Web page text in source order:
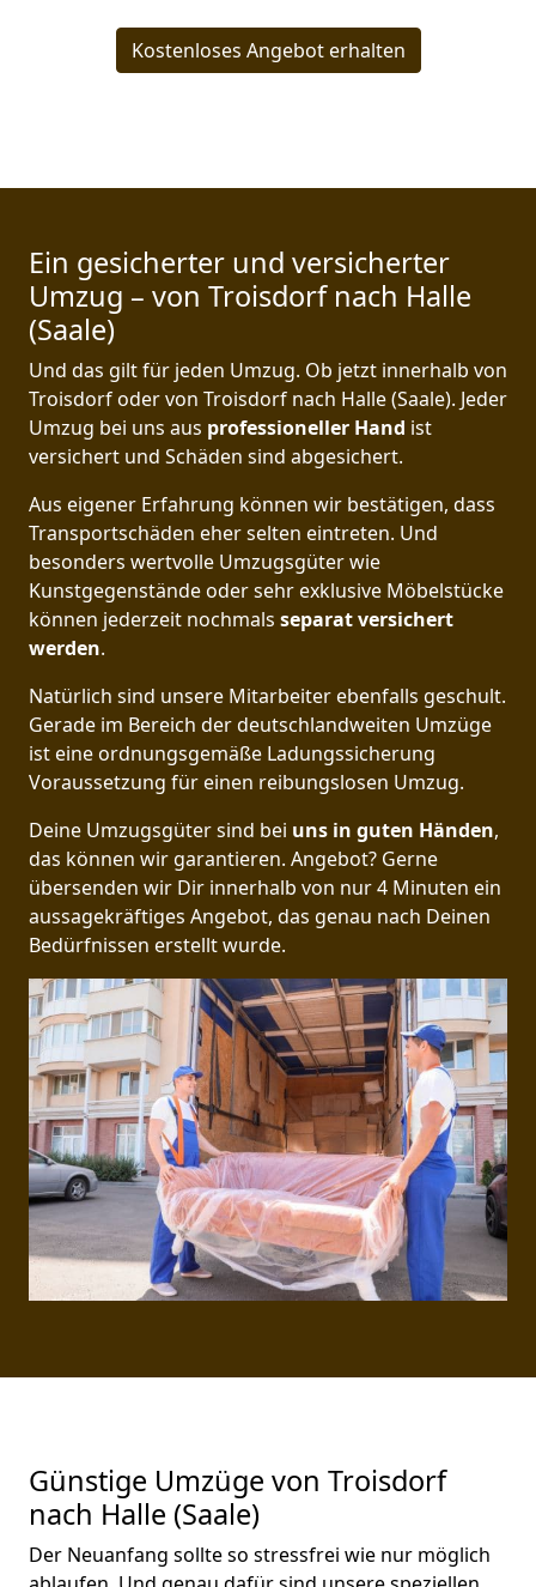
Kostenloses Angebot erhalten
Ein gesicherter und versicherter
Umzug – von Troisdorf nach Halle
(Saale)
Und das gilt für jeden Umzug. Ob jetzt innerhalb von
Troisdorf oder von Troisdorf nach Halle (Saale). Jeder
Umzug bei uns aus professioneller Hand ist
versichert und Schäden sind abgesichert.
Aus eigener Erfahrung können wir bestätigen, dass
Transportschäden eher selten eintreten. Und
besonders wertvolle Umzugsgüter wie
Kunstgegenstände oder sehr exklusive Möbelstücke
können jederzeit nochmals separat versichert
werden.
Natürlich sind unsere Mitarbeiter ebenfalls geschult.
Gerade im Bereich der deutschlandweiten Umzüge
ist eine ordnungsgemäße Ladungssicherung
Voraussetzung für einen reibungslosen Umzug.
Deine Umzugsgüter sind bei uns in guten Händen,
das können wir garantieren. Angebot? Gerne
übersenden wir Dir innerhalb von nur 4 Minuten ein
aussagekräftiges Angebot, das genau nach Deinen
Bedürfnissen erstellt wurde.
Günstige Umzüge von Troisdorf
nach Halle (Saale)
Der Neuanfang sollte so stressfrei wie nur möglich